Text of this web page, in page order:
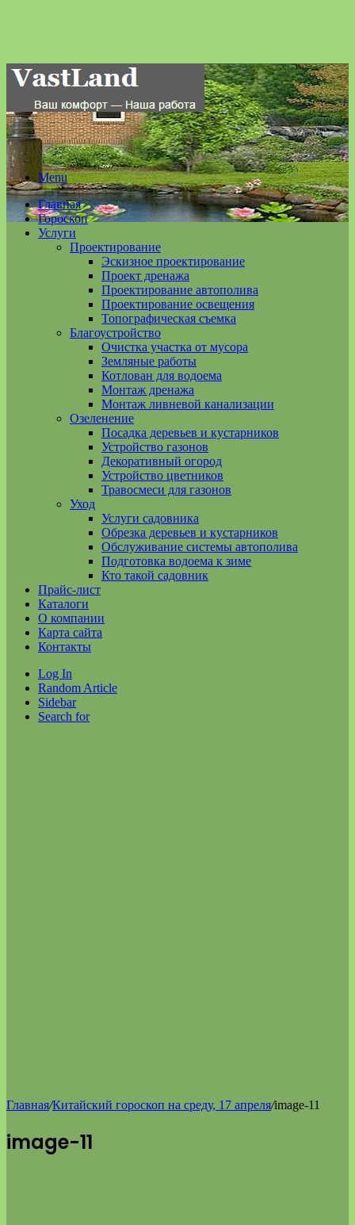
Menu
Главная
Гороскоп
Услуги
Проектирование
Эскизное проектирование
Проект дренажа
Проектирование автополива
Проектирование освещения
Топографическая съемка
Благоустройство
Очистка участка от мусора
Земляные работы
Котлован для водоема
Монтаж дренажа
Монтаж ливневой канализации
Озеленение
Посадка деревьев и кустарников
Устройство газонов
Декоративный огород
Устройство цветников
Травосмеси для газонов
Уход
Услуги садовника
Обрезка деревьев и кустарников
Обслуживание системы автополива
Подготовка водоема к зиме
Кто такой садовник
Прайс-лист
Каталоги
О компании
Карта сайта
Контакты
Log In
Random Article
Sidebar
Search for
Главная/Китайский гороскоп на среду, 17 апреля/image-11
image-11